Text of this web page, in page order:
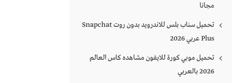
مجانا
تحميل سناب بلس للاندرويد بدون روت Snapchat
Plus‏ عربي 2026
تحميل موبي كورة للايفون مشاهده كاس العالم
2026 بالعربي